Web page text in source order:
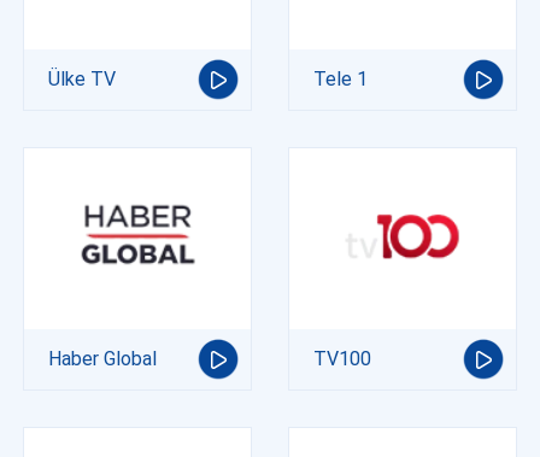
Ülke TV Tele 1
Haber Global TV100